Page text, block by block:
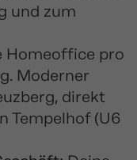
und zum
Homeoffice pro
Moderner
direkt
Tempelhof (U6